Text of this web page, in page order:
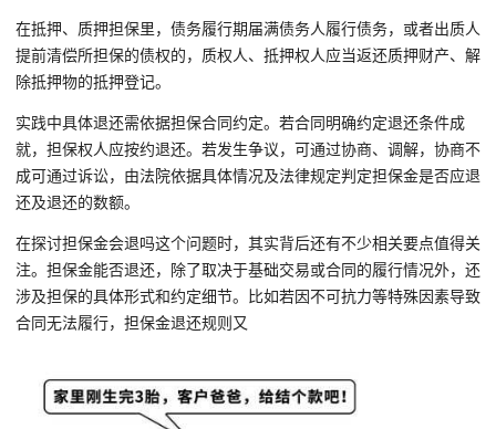
在抵押、质押担保里，债务履行期届满债务人履行债务，或者出质人
提前清偿所担保的债权的，质权人、抵押权人应当返还质押财产、解
除抵押物的抵押登记。
实践中具体退还需依据担保合同约定。若合同明确约定退还条件成
就，担保权人应按约退还。若发生争议，可通过协商、调解，协商不
成可通过诉讼，由法院依据具体情况及法律规定判定担保金是否应退
还及退还的数额。
在探讨担保金会退吗这个问题时，其实背后还有不少相关要点值得关
注。担保金能否退还，除了取决于基础交易或合同的履行情况外，还
涉及担保的具体形式和约定细节。比如若因不可抗力等特殊因素导致
合同无法履行，担保金退还规则又